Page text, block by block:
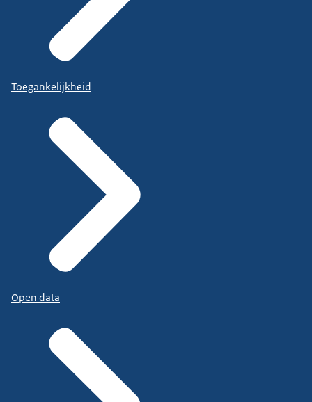
Toegankelijkheid
Open data